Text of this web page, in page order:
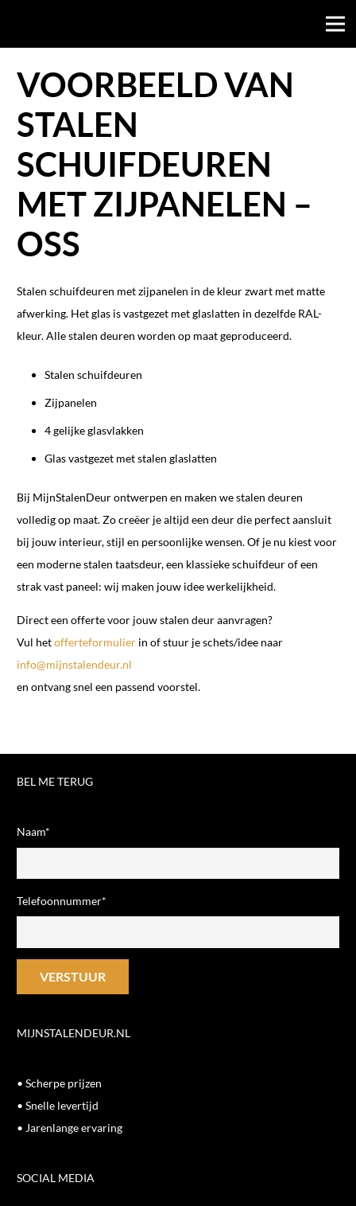
VOORBEELD VAN
STALEN
SCHUIFDEUREN
MET ZIJPANELEN –
OSS
Stalen schuifdeuren met zijpanelen in de kleur zwart met matte
afwerking. Het glas is vastgezet met glaslatten in dezelfde RAL-
kleur. Alle stalen deuren worden op maat geproduceerd.
Stalen schuifdeuren
Zijpanelen
4 gelijke glasvlakken
Glas vastgezet met stalen glaslatten
Bij MijnStalenDeur ontwerpen en maken we stalen deuren
volledig op maat. Zo creëer je altijd een deur die perfect aansluit
bij jouw interieur, stijl en persoonlijke wensen. Of je nu kiest voor
een moderne stalen taatsdeur, een klassieke schuifdeur of een
strak vast paneel: wij maken jouw idee werkelijkheid.
Direct een offerte voor jouw stalen deur aanvragen?
Vul hetofferteformulier in of stuur je schets/idee naar
info@mijnstalendeur.nl
en ontvang snel een passend voorstel.
BEL ME TERUG
Naam*
Telefoonnummer*
MIJNSTALENDEUR.NL
• Scherpe prijzen
• Snelle levertijd
• Jarenlange ervaring
SOCIAL MEDIA